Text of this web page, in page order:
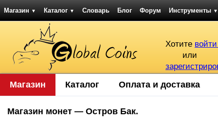
Магазин ▼ Каталог ▼ Словарь Блог Форум Инструменты ▼
Хотите
или
Магазин Каталог Оплата и доставка
Магазин монет — Остров Бак.